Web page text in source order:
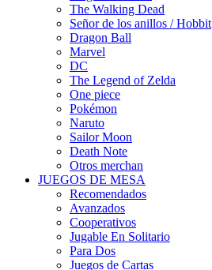
The Walking Dead
Señor de los anillos / Hobbit
Dragon Ball
Marvel
DC
The Legend of Zelda
One piece
Pokémon
Naruto
Sailor Moon
Death Note
Otros merchan
JUEGOS DE MESA
Recomendados
Avanzados
Cooperativos
Jugable En Solitario
Para Dos
Juegos de Cartas